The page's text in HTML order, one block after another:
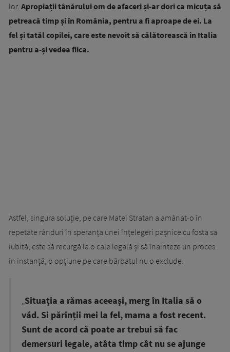
lor. Apropiații tânărului om de afaceri și-ar dori ca micuța să
petreacă timp și în România, pentru a fi aproape de ei. La
fel și tatăl copilei, care este nevoit să călătorească în Italia
pentru a-și vedea fiica.
Astfel, singura soluție, pe care Matei Stratan a amânat-o în
repetate rânduri în speranța unei înțelegeri pașnice cu fosta sa
iubită, este să recurgă la o cale legală și să înainteze un proces
în instanță, o opțiune pe care bărbatul nu o exclude.
„Situația a rămas aceeași, merg în Italia să o
văd. Si părinții mei la fel, mama a fost recent.
Sunt de acord că poate ar trebui să fac
demersuri legale, atâta timp cât nu se ajunge